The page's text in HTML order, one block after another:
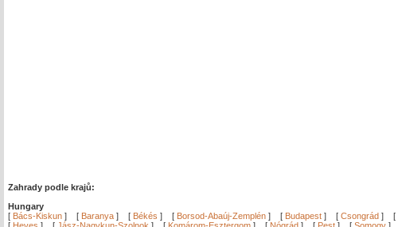
Zahrady podle krajů:
Hungary
[ Bács-Kiskun ] [ Baranya ] [ Békés ] [ Borsod-Abaúj-Zemplén ] [ Budapest ] [ Csongrád ] [